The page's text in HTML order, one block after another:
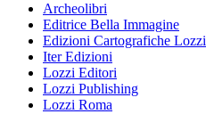
Archeolibri
Editrice Bella Immagine
Edizioni Cartografiche Lozzi
Iter Edizioni
Lozzi Editori
Lozzi Publishing
Lozzi Roma